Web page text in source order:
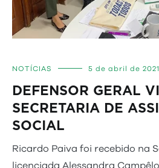
NOTÍCIAS 5 de abril de 2021
DEFENSOR GERAL
SECRETARIA DE
SOCIAL
Ricardo Paiva foi recebido na
licenciada Alessandra